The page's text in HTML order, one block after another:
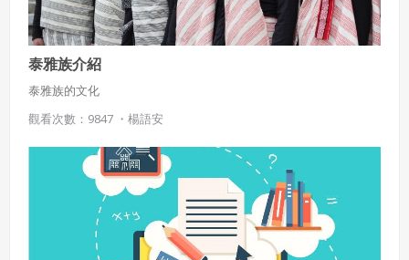
泰雅族介紹
泰雅族的文化
觀看次數：9847 ・ 楊語安